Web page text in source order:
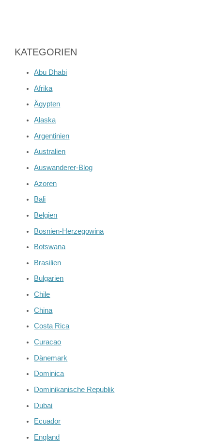
KATEGORIEN
Abu Dhabi
Afrika
Ägypten
Alaska
Argentinien
Australien
Auswanderer-Blog
Azoren
Bali
Belgien
Bosnien-Herzegowina
Botswana
Brasilien
Bulgarien
Chile
China
Costa Rica
Curacao
Dänemark
Dominica
Dominikanische Republik
Dubai
Ecuador
England